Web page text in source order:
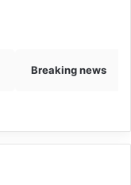
Breaking news